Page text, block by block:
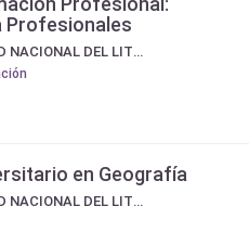
Profesionales
UNL - UNIVERSIDAD NACIONAL DEL LITORAL
en Geografía
UNL - UNIVERSIDAD NACIONAL DEL LITORAL